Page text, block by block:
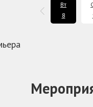
Вт
8